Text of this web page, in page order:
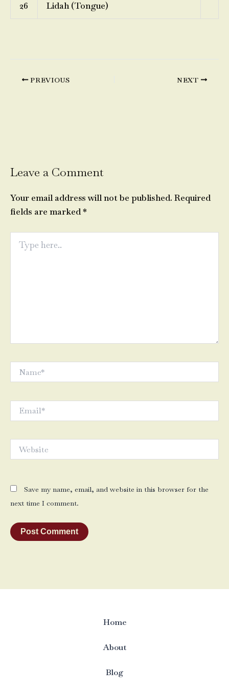
26 Lidah (Tongue)
PREVIOUS NEXT
Leave a Comment
Your email address will not be published. Required
fields are marked*
here..
Save my name, email, and website in this browser for the
next time I comment.
Home
About
Blog